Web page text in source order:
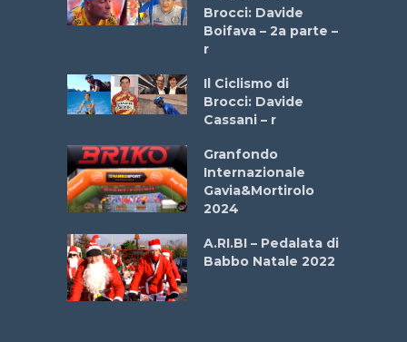
Brocci: Davide
Boifava – 2a parte –
r
Il Ciclismo di
Brocci: Davide
Cassani – r
Granfondo
Internazionale
Gavia&Mortirolo
2024
A.RI.BI – Pedalata di
Babbo Natale 2022